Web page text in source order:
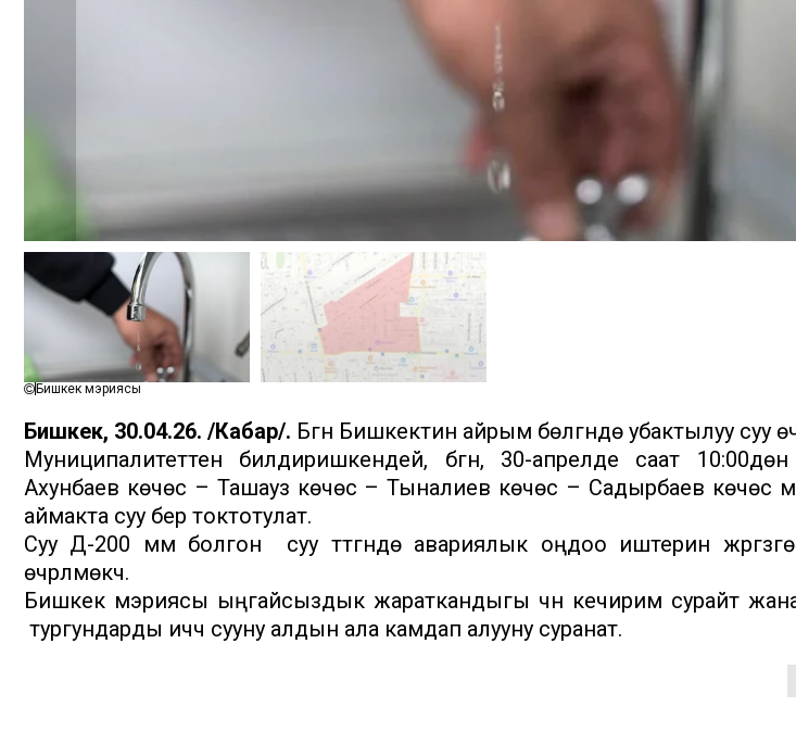
Бишкек мэриясы
Бишкек, 30.04.26. /Кабар/. Бүгүн Бишкектин айрым бөлүгүндө убактылуу суу
Муниципалитеттен билдиришкендей, бүгүн, 30-апрелде саат
Ахунбаев көчөсү – Ташауз көчөсү – Тыналиев көчөсү – Садырбаев көчөсү
аймакта суу берүү токтотулат.
Суу Д-200 мм болгон суу түтүгүндө авариялык оңдоо иштерин
өчүрүлмөкчү.
Бишкек мэриясы ыңгайсыздык жараткандыгы үчүн кечирим сурайт
тургундарды ичүүчү сууну алдын ала камдап алууну суранат.